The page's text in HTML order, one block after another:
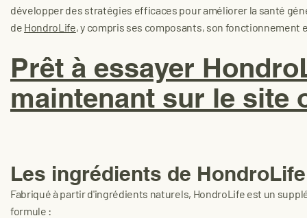
développer des stratégies efficaces pour améliorer la santé
de HondroLife, y compris ses composants, son fonctionnement
Prêt à essayer
maintenant sur le site
Les ingrédients de
Fabriqué à partir d'ingrédients naturels, HondroLife est un
formule :